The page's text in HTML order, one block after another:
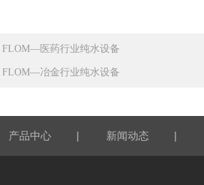
FLOM—医药行业纯水设备
FLOM—冶金行业纯水设备
产品中心 | 新闻动态 |